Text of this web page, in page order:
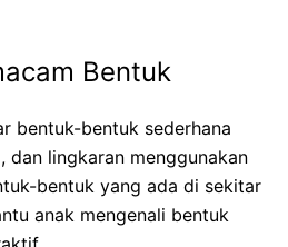
Bentuk
bentuk-bentuk sederhana
lingkaran menggunakan
bentuk yang ada di sekitar
anak mengenali bentuk